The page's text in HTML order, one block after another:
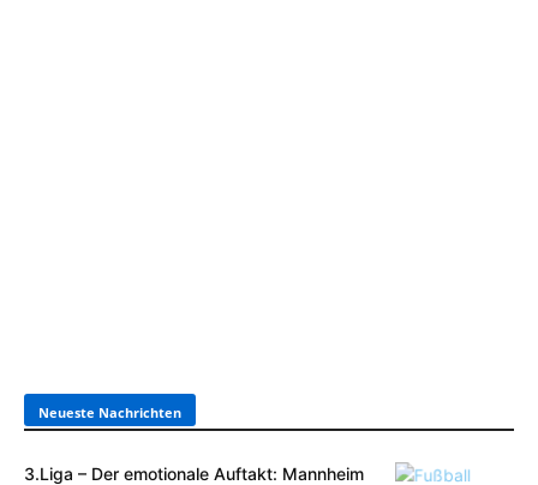
Neueste Nachrichten
3.Liga – Der emotionale Auftakt: Mannheim